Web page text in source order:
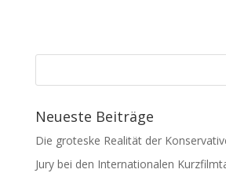
Neueste Beiträge
Die groteske Realität der
Jury bei den Internationalen